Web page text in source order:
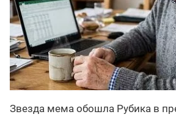
Звезда мема обошла Рубика в